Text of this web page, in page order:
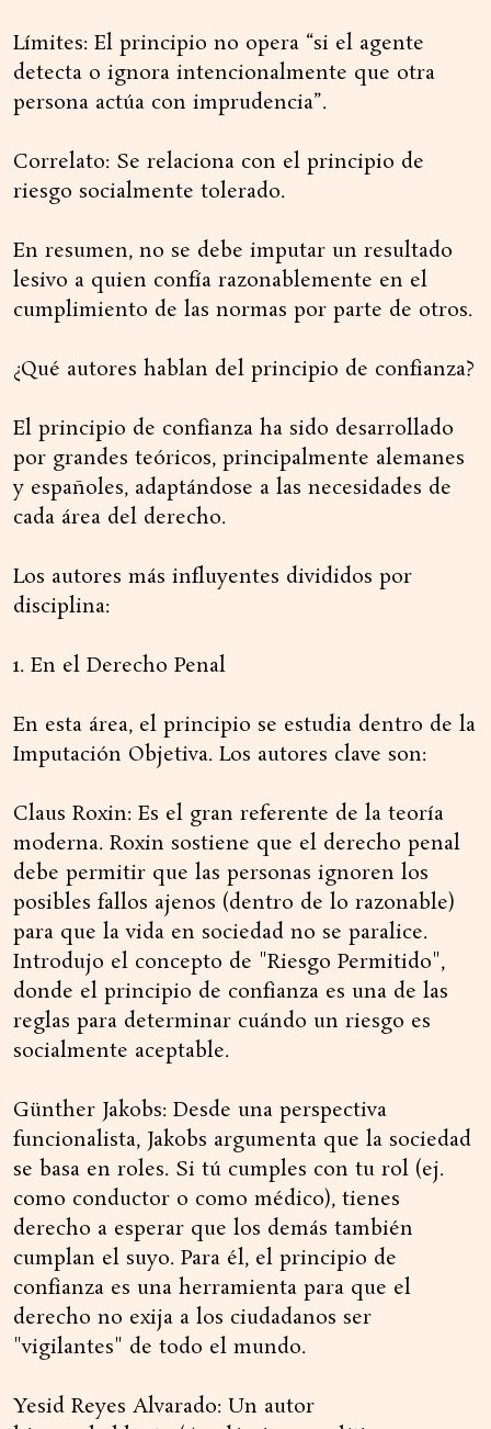
Límites: El principio no opera “si el agente
detecta o ignora intencionalmente que otra
persona actúa con imprudencia”.
Correlato: Se relaciona con el principio de
riesgo socialmente tolerado.
En resumen, no se debe imputar un resultado
lesivo a quien confía razonablemente en el
cumplimiento de las normas por parte de otros.
¿Qué autores hablan del principio de confianza?
El principio de confianza ha sido desarrollado
por grandes teóricos, principalmente alemanes
y españoles, adaptándose a las necesidades de
cada área del derecho.
Los autores más influyentes divididos por
disciplina:
1. En el Derecho Penal
En esta área, el principio se estudia dentro de la
Imputación Objetiva. Los autores clave son:
Claus Roxin: Es el gran referente de la teoría
moderna. Roxin sostiene que el derecho penal
debe permitir que las personas ignoren los
posibles fallos ajenos (dentro de lo razonable)
para que la vida en sociedad no se paralice.
Introdujo el concepto de "Riesgo Permitido",
donde el principio de confianza es una de las
reglas para determinar cuándo un riesgo es
socialmente aceptable.
Günther Jakobs: Desde una perspectiva
funcionalista, Jakobs argumenta que la sociedad
se basa en roles. Si tú cumples con tu rol (ej.
como conductor o como médico), tienes
derecho a esperar que los demás también
cumplan el suyo. Para él, el principio de
confianza es una herramienta para que el
derecho no exija a los ciudadanos ser
"vigilantes" de todo el mundo.
Yesid Reyes Alvarado: Un autor